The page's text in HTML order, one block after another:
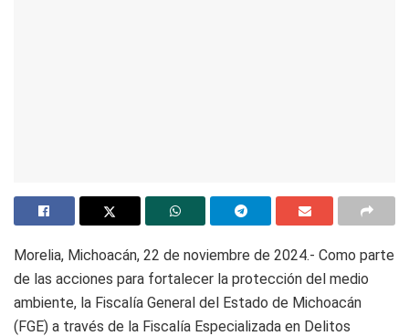
Morelia, Michoacán, 22 de noviembre de 2024.- Como parte
de las acciones para fortalecer la protección del medio
ambiente, la Fiscalía General del Estado de Michoacán
(FGE) a través de la Fiscalía Especializada en Delitos